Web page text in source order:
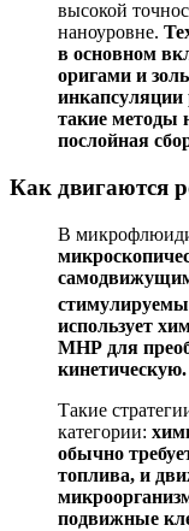
высокой
наноуровне.
в основном
оригами и
инкапсуляции
такие методы
послойная
Как двигаются
В
использует
МНР для
кинетическую.
Такие
категории:
обычно
топлива, и
подвижные